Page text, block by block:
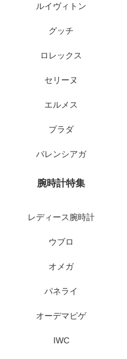
ルイヴィトン
グッチ
ロレックス
セリーヌ
エルメス
プラダ
バレンシアガ
腕時計特集
レディース腕時計
ウブロ
オメガ
パネライ
オーデマピゲ
IWC